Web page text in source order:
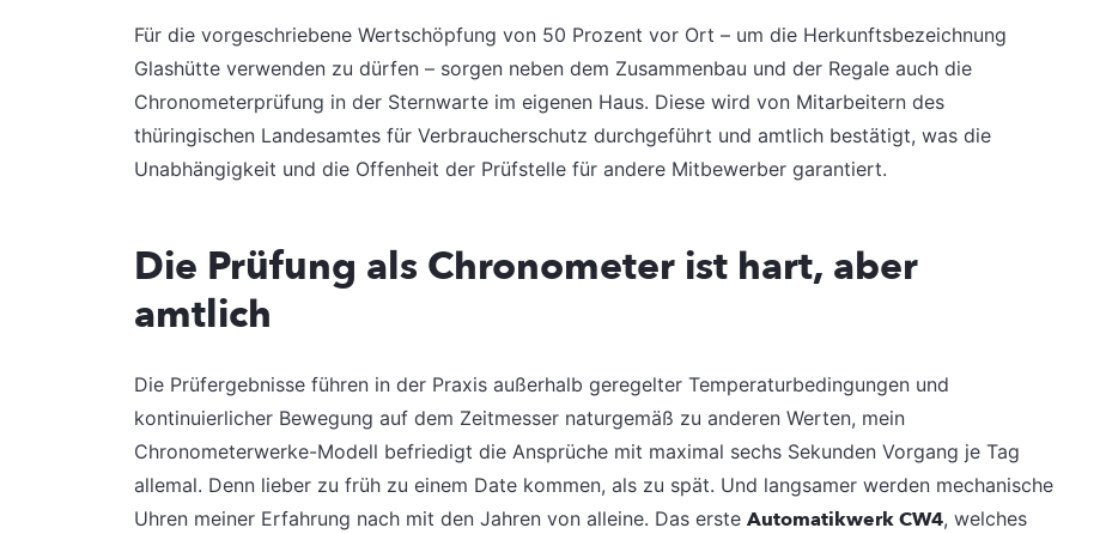
Für die vorgeschriebene Wertschöpfung von 50 Prozent vor Ort – um die Herkunftsbezeichnung
Glashütte verwenden zu dürfen – sorgen neben dem Zusammenbau und der Regale auch die
Chronometerprüfung in der Sternwarte im eigenen Haus. Diese wird von Mitarbeitern des
thüringischen Landesamtes für Verbraucherschutz durchgeführt und amtlich bestätigt, was die
Unabhängigkeit und die Offenheit der Prüfstelle für andere Mitbewerber garantiert.
Die Prüfung als Chronometer ist hart, aber
amtlich
Die Prüfergebnisse führen in der Praxis außerhalb geregelter Temperaturbedingungen und
kontinuierlicher Bewegung auf dem Zeitmesser naturgemäß zu anderen Werten, mein
Chronometerwerke-Modell befriedigt die Ansprüche mit maximal sechs Sekunden Vorgang je Tag
allemal. Denn lieber zu früh zu einem Date kommen, als zu spät. Und langsamer werden mechanische
Uhren meiner Erfahrung nach mit den Jahren von alleine. Das erste Automatikwerk CW4, welches